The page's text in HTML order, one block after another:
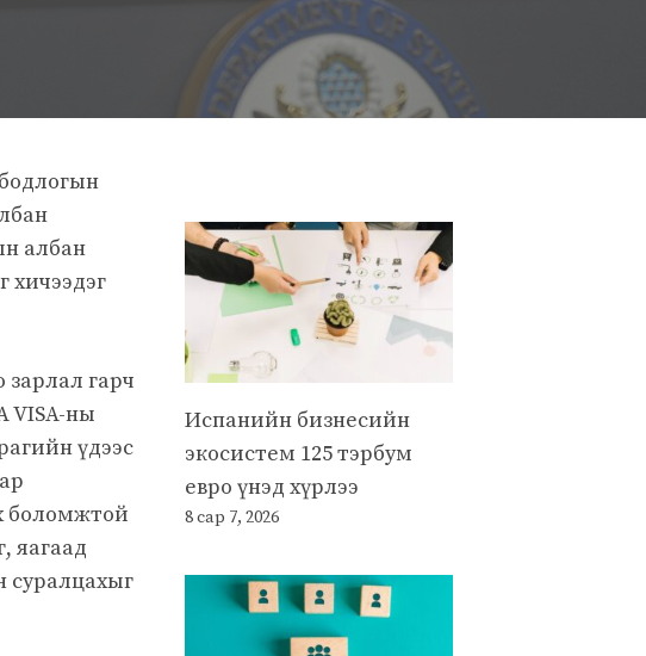
албан
хичээдэг
зарлал гарч
VISA-ны
үдээс
боломжтой
яагаад
суралцахыг
Испанийн бизнесийн
экосистем 125 тэрбум
евро үнэд хүрлээ
8 сар 7, 2026